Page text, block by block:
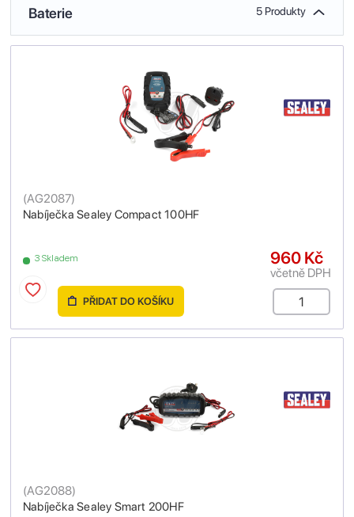
Baterie 5 Produkty
Nabíječka Sealey Compact 100HF
(AG2087)
3 Skladem 960 Kč
včetně DPH
PŘIDAT DO KOŠÍKU
Nabíječka Sealey Smart 200HF
(AG2088)